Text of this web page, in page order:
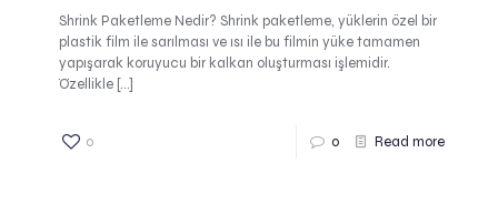
Shrink Paketleme Nedir? Shrink paketleme, yüklerin özel bir
plastik film ile sarılması ve ısı ile bu filmin yüke tamamen
yapışarak koruyucu bir kalkan oluşturması işlemidir.
Özellikle […]
0 0 Read more